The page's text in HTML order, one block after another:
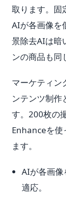
取ります。固
AIが各画像を
景除去AIは暗
ンの商品も同
マーケティン
ンテンツ制作
す。200枚の
Enhanceを使
ます。
AIが各画像
適応。